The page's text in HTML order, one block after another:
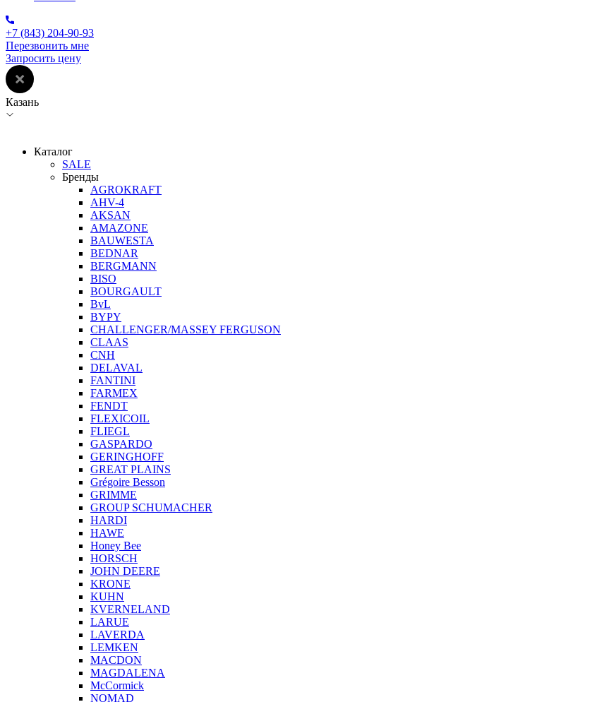
+7 (843) 204-90-93
Перезвонить мне
Запросить цену
Казань
Каталог
SALE
Бренды
AGROKRAFT
AHV-4
AKSAN
AMAZONE
BAUWESTA
BEDNAR
BERGMANN
BISO
BOURGAULT
BvL
BYPY
CHALLENGER/MASSEY FERGUSON
CLAAS
CNH
DELAVAL
FANTINI
FARMEX
FENDT
FLEXICOIL
FLIEGL
GASPARDO
GERINGHOFF
GREAT PLAINS
Grégoire Besson
GRIMME
GROUP SCHUMACHER
HARDI
HAWE
Honey Bee
HORSCH
JOHN DEERE
KRONE
KUHN
KVERNELAND
LARUE
LAVERDA
LEMKEN
MACDON
MAGDALENA
McCormick
NOMAD